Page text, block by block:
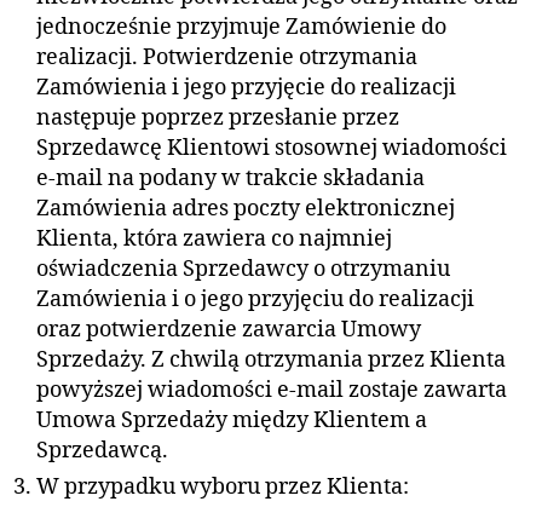
jednocześnie przyjmuje Zamówienie do
realizacji. Potwierdzenie otrzymania
Zamówienia i jego przyjęcie do realizacji
następuje poprzez przesłanie przez
Sprzedawcę Klientowi stosownej wiadomości
e-mail na podany w trakcie składania
Zamówienia adres poczty elektronicznej
Klienta, która zawiera co najmniej
oświadczenia Sprzedawcy o otrzymaniu
Zamówienia i o jego przyjęciu do realizacji
oraz potwierdzenie zawarcia Umowy
Sprzedaży. Z chwilą otrzymania przez Klienta
powyższej wiadomości e-mail zostaje zawarta
Umowa Sprzedaży między Klientem a
Sprzedawcą.
W przypadku wyboru przez Klienta: